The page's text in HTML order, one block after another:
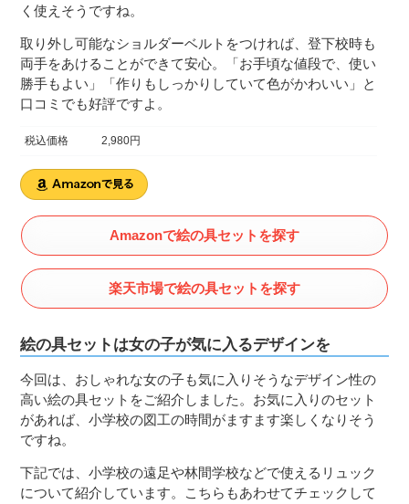
く使えそうですね。
取り外し可能なショルダーベルトをつければ、登下校時も
両手をあけることができて安心。「お手頃な値段で、使い
勝手もよい」「作りもしっかりしていて色がかわいい」と
口コミでも好評ですよ。
税込価格 2,980円
Amazonで絵の具セットを探す
楽天市場で絵の具セットを探す
絵の具セットは女の子が気に入るデザインを
今回は、おしゃれな女の子も気に入りそうなデザイン性の
高い絵の具セットをご紹介しました。お気に入りのセット
があれば、小学校の図工の時間がますます楽しくなりそう
ですね。
下記では、小学校の遠足や林間学校などで使えるリュック
について紹介しています。こちらもあわせてチェックして